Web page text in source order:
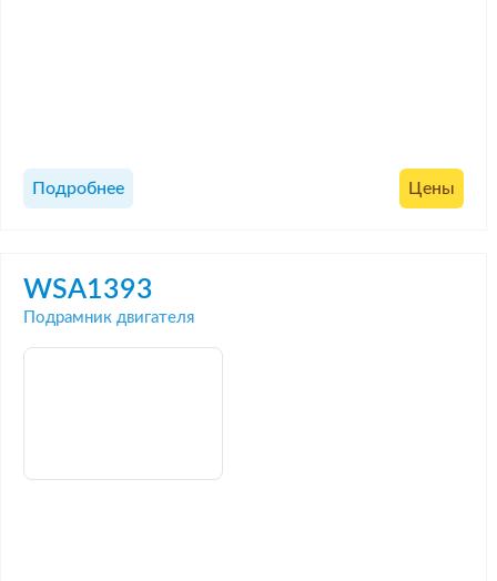
Подробнее Цены
WSA1393
Подрамник двигателя